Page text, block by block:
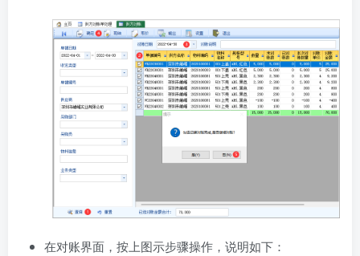
在对账界面，按上图示步骤操作，说明如下：